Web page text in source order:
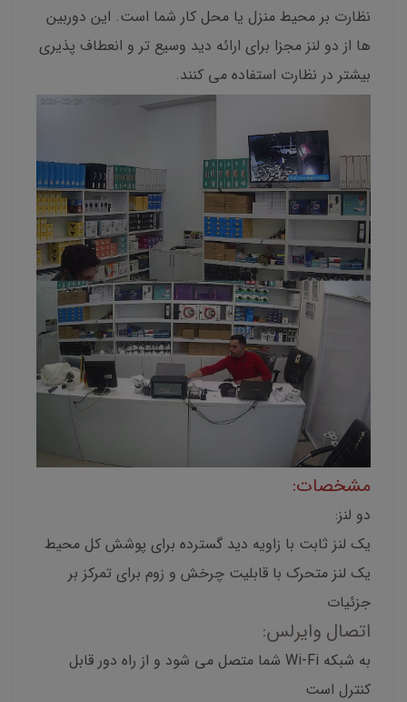
نظارت بر محیط منزل یا محل کار شما است. این دوربین
ها از دو لنز مجزا برای ارائه دید وسیع تر و انعطاف پذیری
بیشتر در نظارت استفاده می کنند.
مشخصات:
دو لنز:
یک لنز ثابت با زاویه دید گسترده برای پوشش کل محیط
یک لنز متحرک با قابلیت چرخش و زوم برای تمرکز بر
جزئیات
اتصال وایرلس:
به شبکه Wi-Fi شما متصل می شود و از راه دور قابل
کنترل است